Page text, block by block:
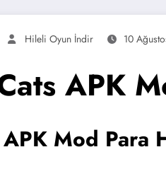
Hileli Oyun İndir 10
APK
Mod